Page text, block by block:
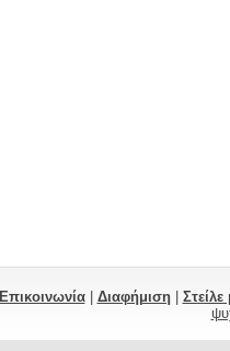
Επικοινωνία| Διαφήμιση|